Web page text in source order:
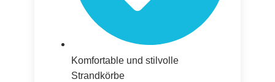
Komfortable und stilvolle
Strandkörbe